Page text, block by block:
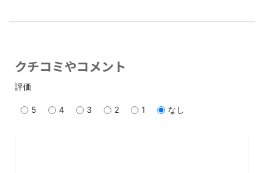
クチコミやコメント
評価
5 4 3 2 1 なし